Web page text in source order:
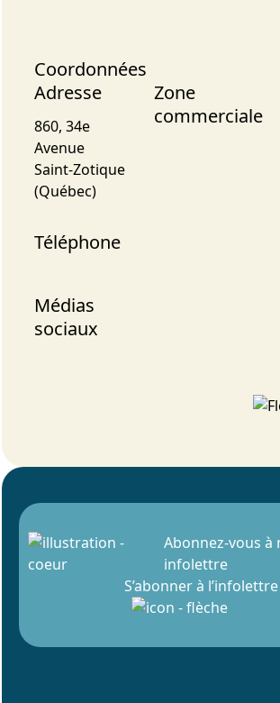
Coordonnées
Adresse
860, 34e
Avenue
Saint-Zotique
(Québec)
Téléphone
Médias
sociaux
Zone
commerciale
Abonnez-vous à
infolettre
S’abonner à l’infolettre